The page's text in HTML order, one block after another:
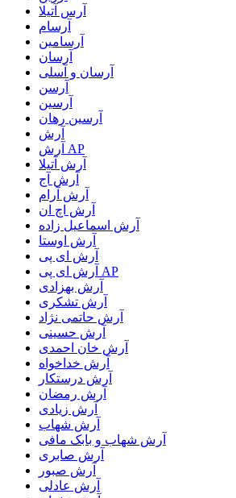
آرس آتیلا
آرسام
آرسامین
آرسان
آرسان و آسلی
آرسن
آرسین
آرسین رهان
آرش
آرش AP
آرش آتیلا
آرش آج
آرش آرام
آرش اچ ان
آرش اسماعیل زاده
آرش اوستا
آرش ای پی
آرش ای پی AP
آرش بهزادی
آرش تشکری
آرش حاتمی نژاد
آرش حسینی
آرش خان احمدی
آرش خداخواه
آرش درستکار
آرش رمضان
آرش زیادی
آرش شهاب
آرش شهاب و بابک مافی
آرش صابری
آرش صبور
آرش عادلی